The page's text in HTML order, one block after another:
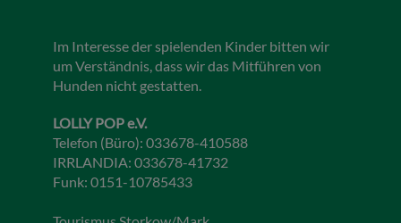
Im Interesse der spielenden Kinder bitten wir
um Verständnis, dass wir das Mitführen von
Hunden nicht gestatten.
LOLLY POP e.V.
Telefon (Büro): 033678-410588
IRRLANDIA: 033678-41732
Funk: 0151-10785433